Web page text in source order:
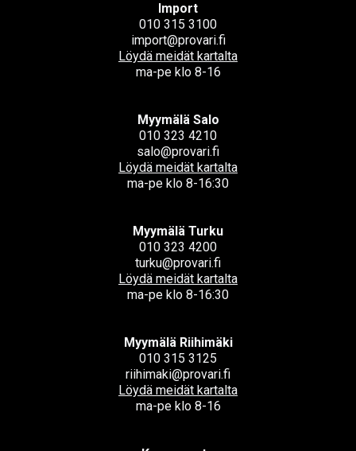
Import
010 315 3100
import@provari.fi
Löydä meidät kartalta
ma-pe klo 8-16
Myymälä Salo
010 323 4210
salo@provari.fi
Löydä meidät kartalta
ma-pe klo 8-16:30
Myymälä Turku
010 323 4200
turku@provari.fi
Löydä meidät kartalta
ma-pe klo 8-16:30
Myymälä Riihimäki
010 315 3125
riihimaki@provari.fi
Löydä meidät kartalta
ma-pe klo 8-16